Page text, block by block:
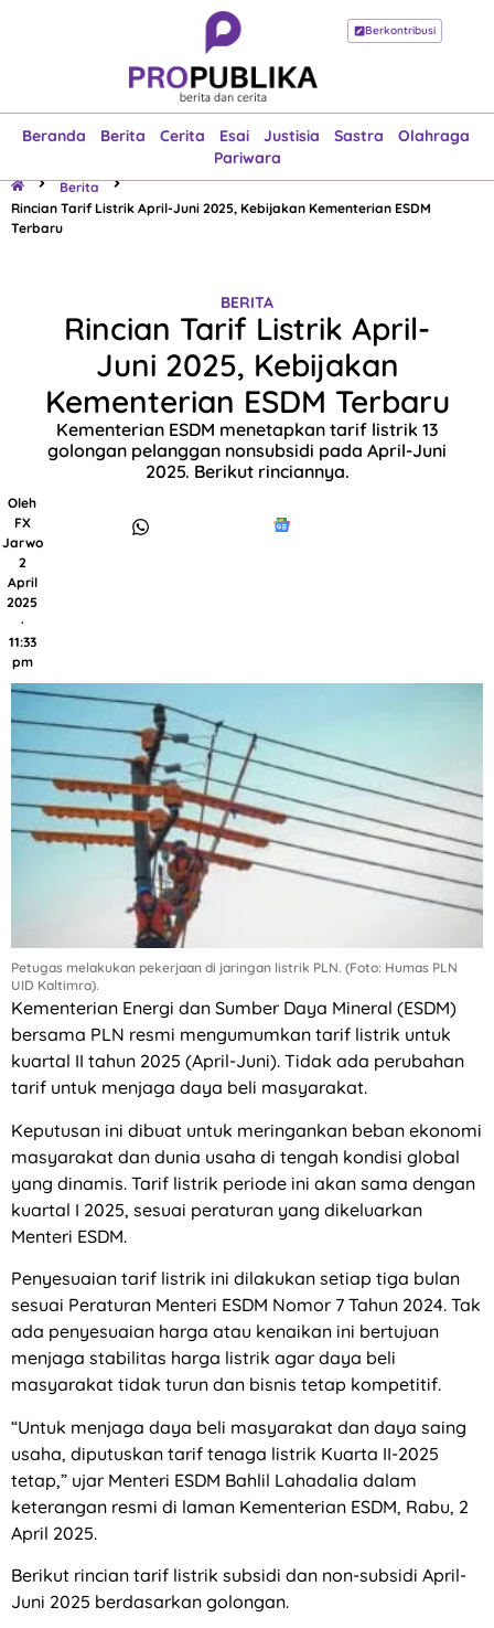
Berkontribusi
Beranda Berita Cerita Esai Justisia Sastra
Olahraga
Pariwara
Beranda
Esai
Justisia
Sastra
Olahraga
Pariwara
Berita
Rincian Tarif Listrik April-Juni 2025, Kebijakan Kementerian ESDM
Terbaru
BERITA
Rincian Tarif Listrik April-
Juni 2025, Kebijakan
Kementerian ESDM Terbaru
Kementerian ESDM menetapkan tarif listrik 13
golongan pelanggan nonsubsidi pada April-Juni
2025. Berikut rinciannya.
Oleh
FX
Jarwo
2
April
2025
·
11:33
pm
Petugas melakukan pekerjaan di jaringan listrik PLN. (Foto: Humas PLN
UID Kaltimra).
Kementerian Energi dan Sumber Daya Mineral (ESDM)
bersama PLN resmi mengumumkan tarif listrik untuk
kuartal II tahun 2025 (April-Juni). Tidak ada perubahan
tarif untuk menjaga daya beli masyarakat.
Keputusan ini dibuat untuk meringankan beban ekonomi
masyarakat dan dunia usaha di tengah kondisi global
yang dinamis. Tarif listrik periode ini akan sama dengan
kuartal I 2025, sesuai peraturan yang dikeluarkan
Menteri ESDM.
Penyesuaian tarif listrik ini dilakukan setiap tiga bulan
sesuai Peraturan Menteri ESDM Nomor 7 Tahun 2024. Tak
ada penyesuaian harga atau kenaikan ini bertujuan
menjaga stabilitas harga listrik agar daya beli
masyarakat tidak turun dan bisnis tetap kompetitif.
“Untuk menjaga daya beli masyarakat dan daya saing
usaha, diputuskan tarif tenaga listrik Kuarta II-2025
tetap,” ujar Menteri ESDM Bahlil Lahadalia dalam
keterangan resmi di laman Kementerian ESDM, Rabu, 2
April 2025.
Berikut rincian tarif listrik subsidi dan non-subsidi April-
Juni 2025 berdasarkan golongan.